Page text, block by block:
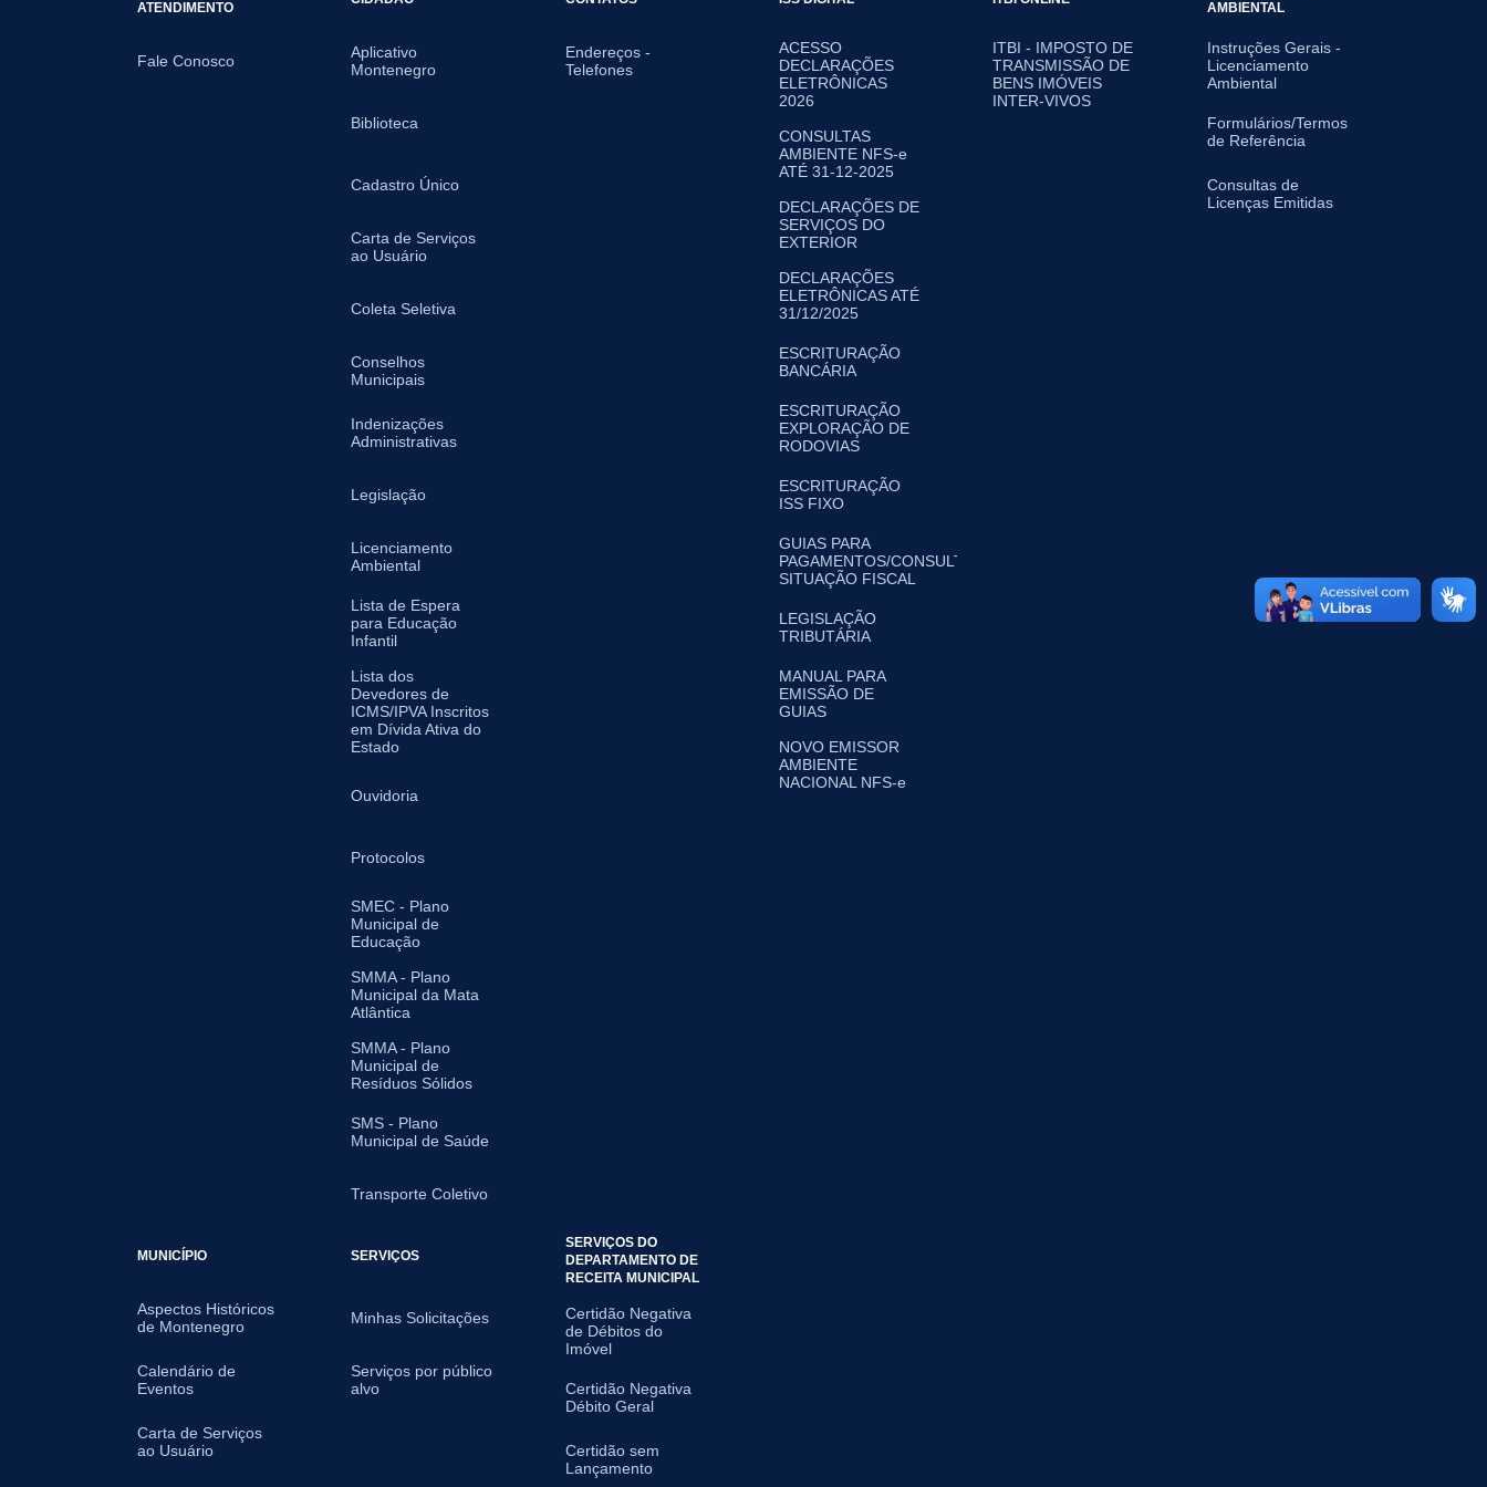
ATENDIMENTO
Fale Conosco
Aplicativo
Montenegro
Biblioteca
Cadastro Único
Carta de Serviços
ao Usuário
Coleta Seletiva
Conselhos
Municipais
Indenizações
Administrativas
Legislação
Licenciamento
Ambiental
Lista de Espera
para Educação
Infantil
Lista dos
Devedores de
ICMS/IPVA Inscritos
em Dívida Ativa do
Estado
Ouvidoria
Protocolos
SMEC - Plano
Municipal de
Educação
SMMA - Plano
Municipal da Mata
Atlântica
SMMA - Plano
Municipal de
Resíduos Sólidos
SMS - Plano
Municipal de Saúde
Transporte Coletivo
Endereços -
Telefones
ACESSO
DECLARAÇÕES
ELETRÔNICAS
2026
CONSULTAS
AMBIENTE NFS-e
ATÉ 31-12-2025
DECLARAÇÕES DE
SERVIÇOS DO
EXTERIOR
DECLARAÇÕES
ELETRÔNICAS ATÉ
31/12/2025
ESCRITURAÇÃO
BANCÁRIA
ESCRITURAÇÃO
EXPLORAÇÃO DE
RODOVIAS
ESCRITURAÇÃO
ISS FIXO
GUIAS PARA
PAGAMENTOS/CONSULTA
SITUAÇÃO FISCAL
LEGISLAÇÃO
TRIBUTÁRIA
MANUAL PARA
EMISSÃO DE
GUIAS
NOVO EMISSOR
AMBIENTE
NACIONAL NFS-e
ITBI - IMPOSTO DE
TRANSMISSÃO DE
BENS IMÓVEIS
INTER-VIVOS
AMBIENTAL
Instruções Gerais -
Licenciamento
Ambiental
Formulários/Termos
de Referência
Consultas de
Licenças Emitidas
MUNICÍPIO
Aspectos Históricos
de Montenegro
Calendário de
Eventos
Carta de Serviços
ao Usuário
SERVIÇOS
Minhas Solicitações
Serviços por público
alvo
SERVIÇOS DO
DEPARTAMENTO DE
RECEITA MUNICIPAL
Certidão Negativa
de Débitos do
Imóvel
Certidão Negativa
Débito Geral
Certidão sem
Lançamento